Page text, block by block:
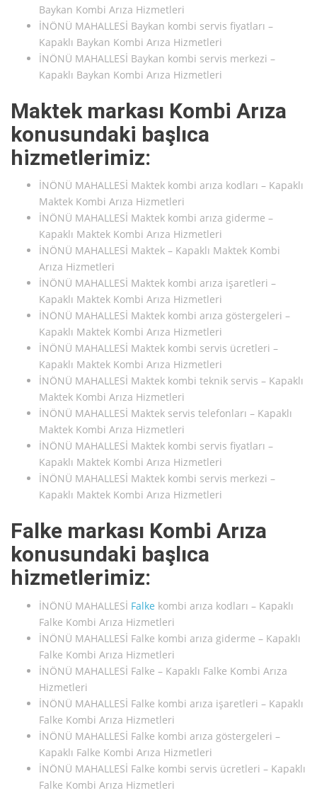
Baykan Kombi Arıza Hizmetleri
İNÖNÜ MAHALLESİ Baykan kombi servis fiyatları –
Kapaklı Baykan Kombi Arıza Hizmetleri
İNÖNÜ MAHALLESİ Baykan kombi servis merkezi –
Kapaklı Baykan Kombi Arıza Hizmetleri
Maktek markası Kombi Arıza
konusundaki başlıca
hizmetlerimiz:
İNÖNÜ MAHALLESİ Maktek kombi arıza kodları – Kapaklı
Maktek Kombi Arıza Hizmetleri
İNÖNÜ MAHALLESİ Maktek kombi arıza giderme –
Kapaklı Maktek Kombi Arıza Hizmetleri
İNÖNÜ MAHALLESİ Maktek – Kapaklı Maktek Kombi
Arıza Hizmetleri
İNÖNÜ MAHALLESİ Maktek kombi arıza işaretleri –
Kapaklı Maktek Kombi Arıza Hizmetleri
İNÖNÜ MAHALLESİ Maktek kombi arıza göstergeleri –
Kapaklı Maktek Kombi Arıza Hizmetleri
İNÖNÜ MAHALLESİ Maktek kombi servis ücretleri –
Kapaklı Maktek Kombi Arıza Hizmetleri
İNÖNÜ MAHALLESİ Maktek kombi teknik servis – Kapaklı
Maktek Kombi Arıza Hizmetleri
İNÖNÜ MAHALLESİ Maktek servis telefonları – Kapaklı
Maktek Kombi Arıza Hizmetleri
İNÖNÜ MAHALLESİ Maktek kombi servis fiyatları –
Kapaklı Maktek Kombi Arıza Hizmetleri
İNÖNÜ MAHALLESİ Maktek kombi servis merkezi –
Kapaklı Maktek Kombi Arıza Hizmetleri
Falke markası Kombi Arıza
konusundaki başlıca
hizmetlerimiz:
İNÖNÜ MAHALLESİ Falke kombi arıza kodları – Kapaklı
Falke Kombi Arıza Hizmetleri
İNÖNÜ MAHALLESİ Falke kombi arıza giderme – Kapaklı
Falke Kombi Arıza Hizmetleri
İNÖNÜ MAHALLESİ Falke – Kapaklı Falke Kombi Arıza
Hizmetleri
İNÖNÜ MAHALLESİ Falke kombi arıza işaretleri – Kapaklı
Falke Kombi Arıza Hizmetleri
İNÖNÜ MAHALLESİ Falke kombi arıza göstergeleri –
Kapaklı Falke Kombi Arıza Hizmetleri
İNÖNÜ MAHALLESİ Falke kombi servis ücretleri – Kapaklı
Falke Kombi Arıza Hizmetleri